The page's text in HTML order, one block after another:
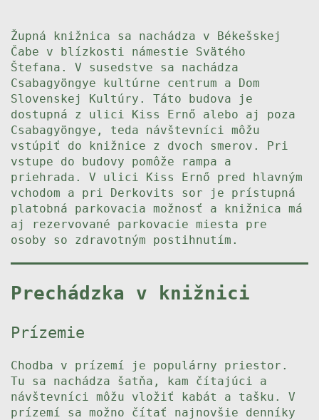
Župná knižnica sa nachádza v Békešskej
Čabe v blízkosti námestie Svätého
Štefana. V susedstve sa nachádza
Csabagyöngye kultúrne centrum a Dom
Slovenskej Kultúry. Táto budova je
dostupná z ulici Kiss Ernő alebo aj poza
Csabagyöngye, teda návštevníci môžu
vstúpiť do knižnice z dvoch smerov. Pri
vstupe do budovy pomôže rampa a
priehrada. V ulici Kiss Ernő pred hlavným
vchodom a pri Derkovits sor je prístupná
platobná parkovacia možnosť a knižnica má
aj rezervované parkovacie miesta pre
osoby so zdravotným postihnutím.
Prechádzka v knižnici
Prízemie
Chodba v prízemí je populárny priestor.
Tu sa nachádza šatňa, kam čítajúci a
návštevníci môžu vložiť kabát a tašku. V
prízemí sa možno čítať najnovšie denníky